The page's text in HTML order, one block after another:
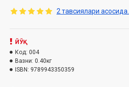
2 тавсиялари асосида.
ЙЎҚ
Код: 004
Вазни: 0.40кг
ISBN: 9789943350359